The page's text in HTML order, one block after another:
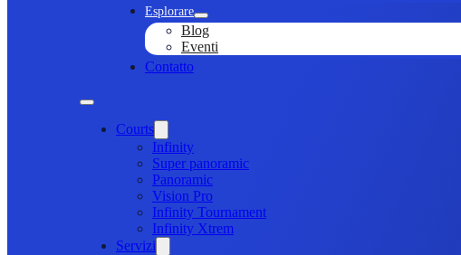
Esplorare
Blog
Eventi
Contatto
Courts
Infinity
Super panoramic
Panoramic
Vision Pro
Infinity Tournament
Infinity Xtrem
Servizi